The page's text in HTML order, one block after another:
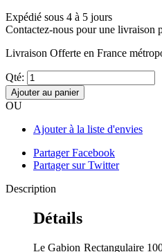
Expédié sous 4 à 5 jours
Contactez-nous pour une livraison
Livraison Offerte en France
Qté:
Ajouter au panier
OU
Ajouter à la liste d'envies
Partager Facebook
Partager sur Twitter
Description
Détails
Le Gabion Rectangulaire